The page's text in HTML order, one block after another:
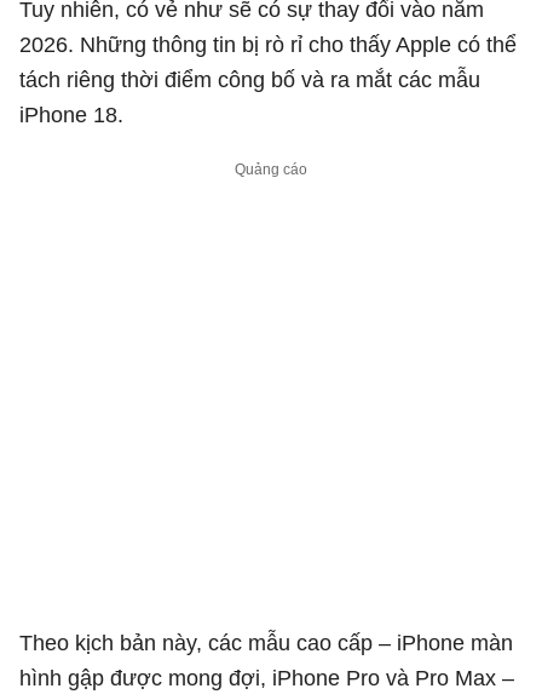
Tuy nhiên, có vẻ như sẽ có sự thay đổi vào năm
2026. Những thông tin bị rò rỉ cho thấy Apple có thể
tách riêng thời điểm công bố và ra mắt các mẫu
iPhone 18.
Theo kịch bản này, các mẫu cao cấp – iPhone màn
hình gập được mong đợi, iPhone Pro và Pro Max –